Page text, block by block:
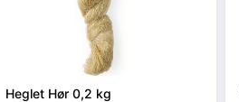
Heglet Hør 0,2 kg